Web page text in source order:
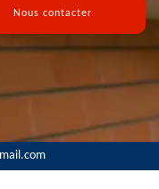
Nous contacter